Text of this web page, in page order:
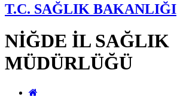
T.C. SAĞLIK BAKANLIĞI
NİĞDE İL SAĞLIK
MÜDÜRLÜĞÜ